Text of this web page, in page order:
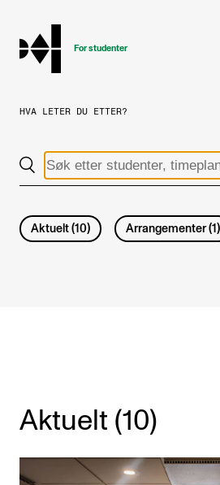
hjem
For studenter
Eksamen, arbeidskrav og
Studiekalender
Gjennomføre konserter og
Plakat, program og
HVA LETER DU ETTER?
Aktuelt (10) Arrangementer(1 )
Aktuelt (10)